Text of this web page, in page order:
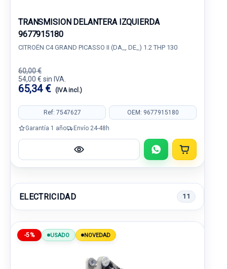
TRANSMISION DELANTERA IZQUIERDA
9677915180
CITROËN C4 GRAND PICASSO II (DA_, DE_) 1.2 THP 130
60,00 €
54,00 € sin IVA.
65,34 € (IVA incl.)
Ref: 7547627 OEM: 9677915180
Garantía 1 año Envío 24-48h
ELECTRICIDAD 11
-5% USADO NOVEDAD